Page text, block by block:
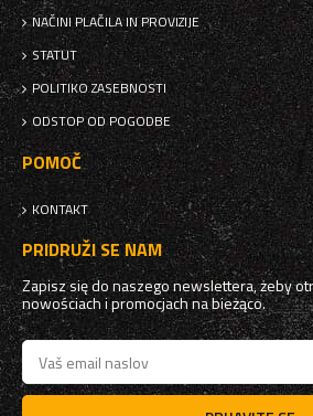
NAČINI PLAČILA IN PROVIZIJE
STATUT
POLITIKO ZASEBNOSTI
ODSTOP OD POGODBE
POMOČ
KONTAKT
PRIDRUŽI SE NAM
Zapisz się do naszego newslettera, żeby
nowościach i promocjach na bieżąco.